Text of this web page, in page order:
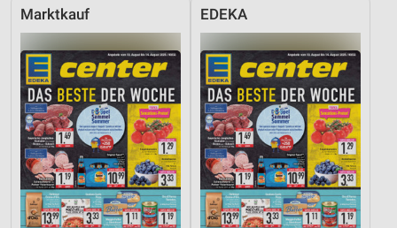
Marktkauf EDEKA